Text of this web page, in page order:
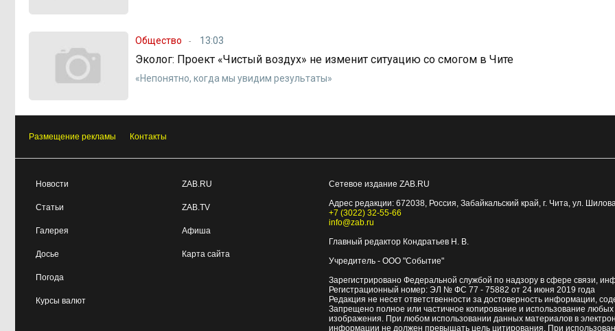
Общество 13:03
Эколог: Проект «Чистый воздух» не изменит ситуацию со смогом в Чите
«Непонятно, когда мы увидим результаты»
Размещение рекламы Контакты
Новости
Статьи
Галерея
Досье
Погода
Курсы валют
ZAB.RU
ZAB.TV
Афиша
Карта сайта
Сетевое издание ZAB.RU
Адрес редакции: 672038, Россия, Забайкальский край, г. Чита ул.
+7 (3022) 32-55-66
info@zab.ru
Главный редактор Кондратьев Н. В.
Учредитель - ООО "Событие"
Зарегистрировано Федеральной службой по надзору в сфере связи,
Регистрационный номер: ЭЛ № ФС 77 - 75882 от 24 июня 2019 года
Редакция не несет ответственности за достоверность информации,
Запрещено полное или частичное копирование и использование
изображения. При любом использовании данных материалов в
информации не должен превышать цель цитирования. При